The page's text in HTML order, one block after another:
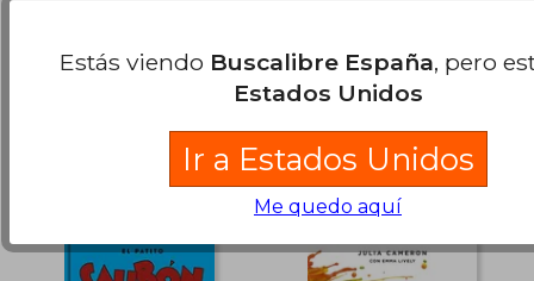
26,20 €
Editorial Gg, 2018, 1 Edición,
Editorial Gg, Tapa Blanda,
Estás viendo Buscalibre España, pero
Estados Unidos
Ir a Estados Unidos
Me quedo aquí